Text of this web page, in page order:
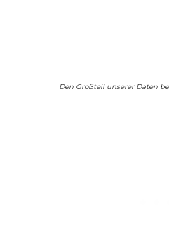
Den Großteil unserer Daten